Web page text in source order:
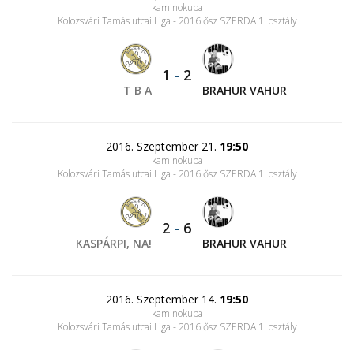
kaminokupa
Kolozsvári Tamás utcai Liga - 2016 ősz SZERDA 1. osztály
T B A
1 - 2
BRAHUR VAHUR
2016. Szeptember 21. 19:50
kaminokupa
Kolozsvári Tamás utcai Liga - 2016 ősz SZERDA 1. osztály
KASPÁRPI, NA!
2 - 6
BRAHUR VAHUR
2016. Szeptember 14. 19:50
kaminokupa
Kolozsvári Tamás utcai Liga - 2016 ősz SZERDA 1. osztály